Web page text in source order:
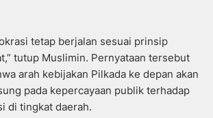
tetap berjalan sesuai prinsip
tutup Muslimin. Pernyataan tersebut
arah kebijakan Pilkada ke depan akan
pada kepercayaan publik terhadap
di tingkat daerah.